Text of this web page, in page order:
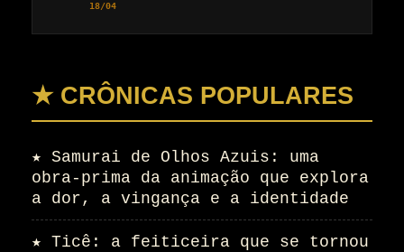
18/04
★ CRÔNICAS POPULARES
★ Samurai de Olhos Azuis: uma
obra-prima da animação que explora
a dor, a vingança e a identidade
★ Ticê: a feiticeira que se tornou